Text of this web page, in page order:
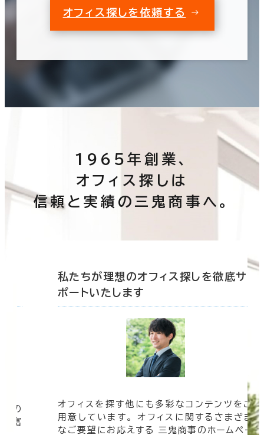
オフィス探しを依頼する
1965年創業、
オフィス探しは
信頼と実績の三鬼商事へ。
の
豊富
私たちが理想のオフィス探しを徹底サ
ポートいたします
オフィスを探す他にも多彩なコンテンツをご
用意しています。 オフィスに関するさまざま
なご要望にお応えする 三鬼商事のホームペー